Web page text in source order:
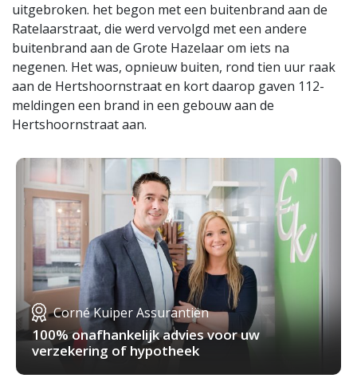
uitgebroken. het begon met een buitenbrand aan de
Ratelaarstraat, die werd vervolgd met een andere
buitenbrand aan de Grote Hazelaar om iets na
negenen. Het was, opnieuw buiten, rond tien uur raak
aan de Hertshoornstraat en kort daarop gaven 112-
meldingen een brand in een gebouw aan de
Hertshoornstraat aan.
Corné Kuiper Assurantiën
100% onafhankelijk advies voor uw
verzekering of hypotheek